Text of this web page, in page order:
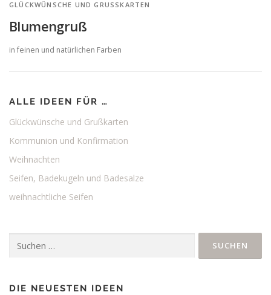
GLÜCKWÜNSCHE UND GRUSSKARTEN
Blumengruß
in feinen und natürlichen Farben
ALLE IDEEN FÜR …
Glückwünsche und Grußkarten
Kommunion und Konfirmation
Weihnachten
Seifen, Badekugeln und Badesalze
weihnachtliche Seifen
nach:
DIE NEUESTEN IDEEN